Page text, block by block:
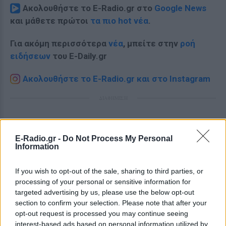
E-Radio.gr - Do Not Process My Personal
Information
If you wish to opt-out of the sale, sharing to third parties, or
processing of your personal or sensitive information for
targeted advertising by us, please use the below opt-out
section to confirm your selection. Please note that after your
opt-out request is processed you may continue seeing
interest-based ads based on personal information utilized by
Ακολουθήστε το E-Radio.gr στο Google News
και μάθετε πρώτοι τα πιο hot νέα.
Για ακόμη περισσότερα νέα, μπείτε στην ροή
ειδήσεων του E-Daily.gr
Ακολουθήστε το E-Radio.gr και στο Instagram